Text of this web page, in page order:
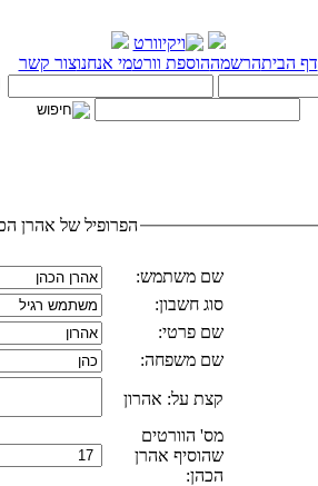
דף הביתהרשמההוספת וורטמי אנחנוצור קשר
הפרופיל של אהרן
שם משתמש:
סוג חשבון:
שם פרטי:
שם משפחה:
קצת על: אהרון
מס' הוורטים
שהוסיף אהרן
הכהן: